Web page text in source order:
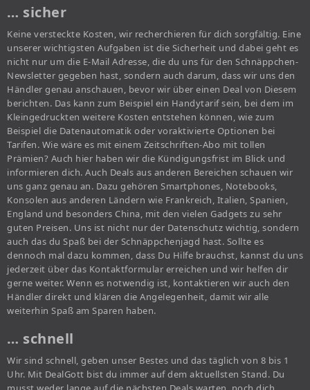
… sicher
Keine versteckte Kosten, wir recherchieren für dich sorgfältig. Eine
unserer wichtigsten Aufgaben ist die Sicherheit und dabei geht es
nicht nur um die E-Mail Adresse, die du uns für den Schnäppchen-
Newsletter gegeben hast, sondern auch darum, dass wir uns den
Händler genau anschauen, bevor wir über einen Deal von Diesem
berichten. Das kann zum Beispiel ein Handytarif sein, bei dem im
Kleingedruckten weitere Kosten entstehen können, wie zum
Beispiel die Datenautomatik oder voraktivierte Optionen bei
Tarifen. Wie wäre es mit einem Zeitschriften-Abo mit tollen
Prämien? Auch hier haben wir die Kündigungsfrist im Blick und
informieren dich. Auch Deals aus anderen Bereichen schauen wir
uns ganz genau an. Dazu gehören Smartphones, Notebooks,
Konsolen aus anderen Ländern wie Frankreich, Italien, Spanien,
England und besonders China, mit den vielen Gadgets zu sehr
guten Preisen. Uns ist nicht nur der Datenschutz wichtig, sondern
auch das du Spaß bei der Schnäppchenjagd hast. Sollte es
dennoch mal dazu kommen, dass Du Hilfe brauchst, kannst du uns
jederzeit über das Kontaktformular erreichen und wir helfen dir
gerne weiter. Wenn es notwendig ist, kontaktieren wir auch den
Händler direkt und klären die Angelegenheit, damit wir alle
weiterhin Spaß am Sparen haben.
… schnell
Wir sind schnell, geben unser Bestes und das täglich von 8 bis 1
Uhr. Mit DealGott bist du immer auf dem aktuellsten Stand. Du